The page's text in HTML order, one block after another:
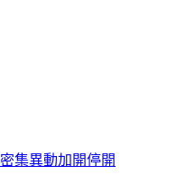
密集異動加開停開